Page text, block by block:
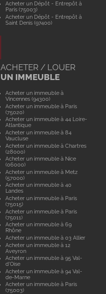
Acheter un Dépôt - Entrepôt à
Paris (75003)
Acheter un Dépôt - Entrepôt à
Saint Denis (97400)
ACHETER / LOUER
UN IMMEUBLE
Acheter un immeuble à
Vincennes (94300)
Acheter un immeuble à Paris
(75020)
Acheter un immeuble à 44 Loire-
Atlantique
Acheter un immeuble à 84
Vaucluse
Acheter un immeuble à Chartres
(28000)
Acheter un immeuble à Nice
(06000)
Acheter un immeuble à Metz
(57000)
Acheter un immeuble à 40
Landes
Acheter un immeuble à Paris
(75015)
Acheter un immeuble à Paris
(75011)
Acheter un immeuble à 69
Rhône
Acheter un immeuble à 03 Allier
Acheter un immeuble à 12
Aveyron
Acheter un immeuble à 95 Val-
d'Oise
Acheter un immeuble à 94 Val-
de-Marne
Acheter un immeuble à Paris
(75003)